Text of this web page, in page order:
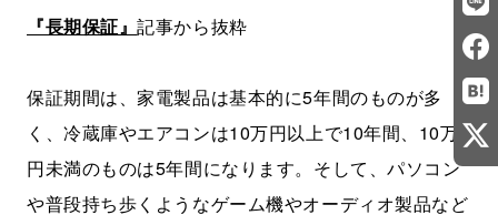
『長期保証』記事から抜粋
保証期間は、家電製品は基本的に5年間のものが多
く、冷蔵庫やエアコンは10万円以上で10年間、10万
円未満のものは5年間になります。そして、パソコン
や普段持ち歩くようなゲーム機やオーディオ製品など